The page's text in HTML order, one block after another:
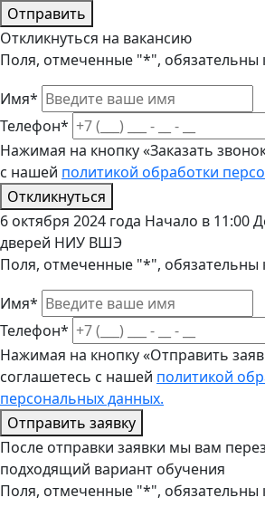
Отправить
Откликнуться на вакансию
Поля, отмеченные "*", обязательны
Имя*
Телефон*
Нажимая на кнопку «Заказать
с нашей политикой обработки
Откликнуться
6 октября 2024 года Начало в 11:00
дверей НИУ ВШЭ
Поля, отмеченные "*", обязательны
Имя*
Телефон*
Нажимая на кнопку «Отправить
соглашетесь с нашей политикой
персональных данных.
Отправить заявку
После отправки заявки мы вам
подходящий вариант обучения
Поля, отмеченные "*", обязательны